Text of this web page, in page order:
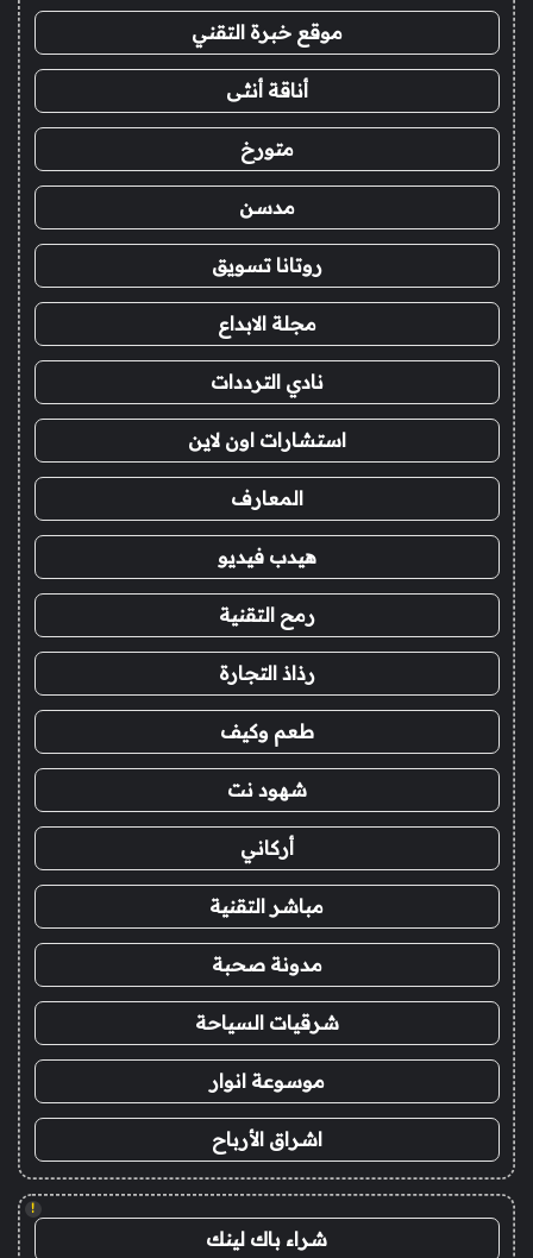
موقع خبرة التقني
أناقة أنثى
متورخ
مدسن
روتانا تسويق
مجلة الابداع
نادي الترددات
استشارات اون لاين
المعارف
هيدب فيديو
رمح التقنية
رذاذ التجارة
طعم وكيف
شهود نت
أركاني
مباشر التقنية
مدونة صحبة
شرقيات السياحة
موسوعة انوار
اشراق الأرباح
!
شراء باك لينك